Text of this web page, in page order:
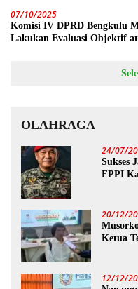
07/10/2025
Komisi IV DPRD Bengkulu
Lakukan Evaluasi Objektif
OLAHRAGA
24/07/
Sukses
FPPI
20/12/
Ketua
12/12/